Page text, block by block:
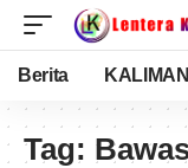
Berita
Tag: